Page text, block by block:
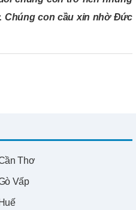
Chúng con cầu xin nhờ Đức
Thơ
Vấp